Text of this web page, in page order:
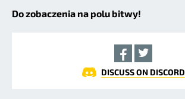
Do zobaczenia na polu bitwy!
DISCUSS ON DISCORD